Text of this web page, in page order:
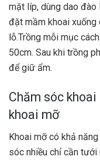
mặt líp, dùng dao
đặt mầm khoai xuống
lỗ.Trồng mỗi mục
50cm. Sau khi trồng
để giữ ẩm.
Chăm sóc
khoai mỡ
Khoai mỡ có khả
sóc nhiều chỉ cần